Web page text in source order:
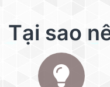
Tại sao